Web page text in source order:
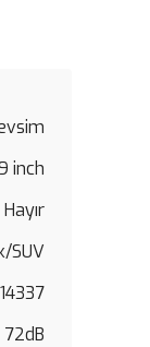
inch
Hayır
SUV
14337
72dB